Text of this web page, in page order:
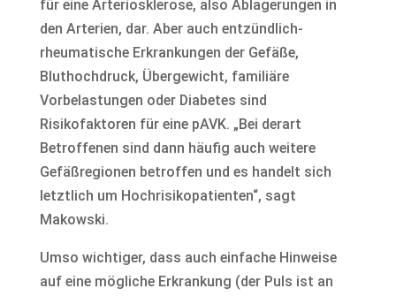
für eine Arteriosklerose, also Ablagerungen in
den Arterien, dar. Aber auch entzündlich-
rheumatische Erkrankungen der Gefäße,
Bluthochdruck, Übergewicht, familiäre
Vorbelastungen oder Diabetes sind
Risikofaktoren für eine pAVK. „Bei derart
Betroffenen sind dann häufig auch weitere
Gefäßregionen betroffen und es handelt sich
letztlich um Hochrisikopatienten“, sagt
Makowski.
Umso wichtiger, dass auch einfache Hinweise
auf eine mögliche Erkrankung (der Puls ist an